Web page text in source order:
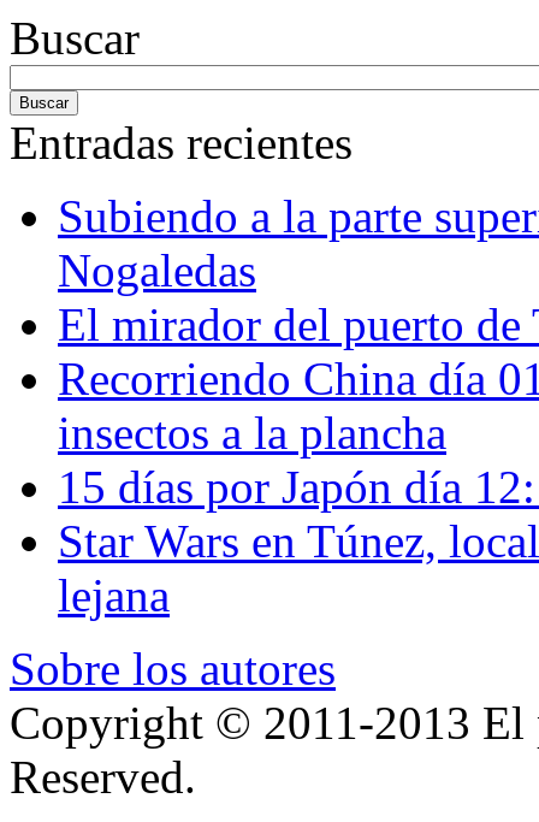
Buscar
Entradas recientes
Subiendo a la parte
Nogaledas
El mirador del puerto de
Recorriendo China día
insectos a la plancha
15 días por Japón día
Star Wars en Túnez,
lejana
Sobre los autores
Copyright © 2011-2013 El
Reserved.